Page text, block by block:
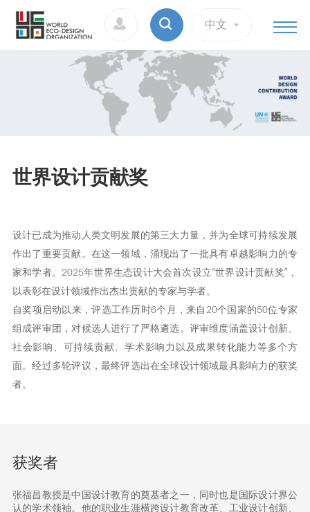
中文
世界设计贡献奖
设计已成为推动人类文明发展的第三大力量，并为全球可持续发展
作出了重要贡献。在这一领域，涌现出了一批具有卓越影响力的专
家和学者。2025年世界生态设计大会首次设立“世界设计贡献奖”，
以表彰在设计领域作出杰出贡献的专家与学者。
自奖项启动以来，评选工作历时6个月，来自20个国家的50位专家
组成评审团，对候选人进行了严格遴选。评审维度涵盖设计创新、
社会影响、可持续贡献、学术影响力以及成果转化能力等多个方
面。经过多轮评议，最终评选出在全球设计领域最具影响力的获奖
者。
获奖者
张福昌教授是中国设计教育的奠基者之一，同时也是国际设计界公
认的学术领袖。他的职业生涯横跨设计教育改革、工业设计创新、